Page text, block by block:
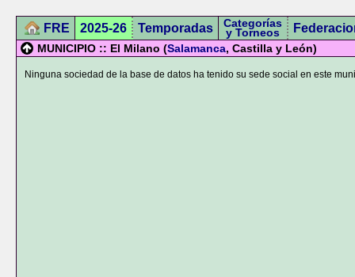
FRE 2025-26 Temporadas Categorías
y Torneos
MUNICIPIO :: El Milano (Salamanca, Castilla y León)
Ninguna sociedad de la base de datos ha tenido su sede social en este